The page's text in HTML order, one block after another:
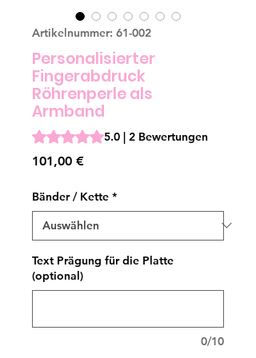
Artikelnummer: 61-002
Personalisierter
Fingerabdruck
Röhrenperle als
Armband
Das Rating beträgt 5.0 von fünf
5.0 | 2 Bewertungen
101,00 €Preis
Bänder / Kette *
Text Prägung für die Platte
(optional)
0/10